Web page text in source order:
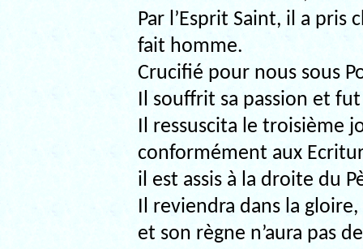
Par l’Esprit Saint, il a pris
fait homme.
Crucifié pour nous sous
Il souffrit sa passion et
Il ressuscita le troisième
conformément aux
il est assis à la droite du
Il reviendra dans la
et son règne n’aura pas